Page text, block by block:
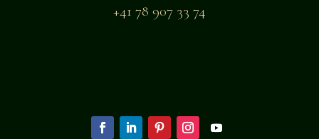
+41 78 907 33 74